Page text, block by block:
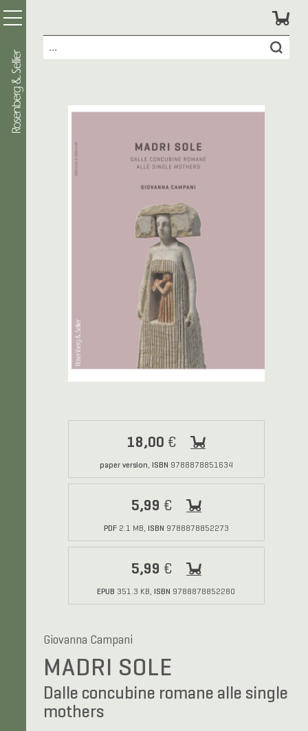
18,00 €
paper version, ISBN 9788878851634
5,99 €
PDF2.1 MB, ISBN 9788878852273
5,99 €
EPUB 351.3 KB, ISBN 9788878852280
Giovanna Campani
MADRI SOLE
Dalle concubine romane alle single
mothers